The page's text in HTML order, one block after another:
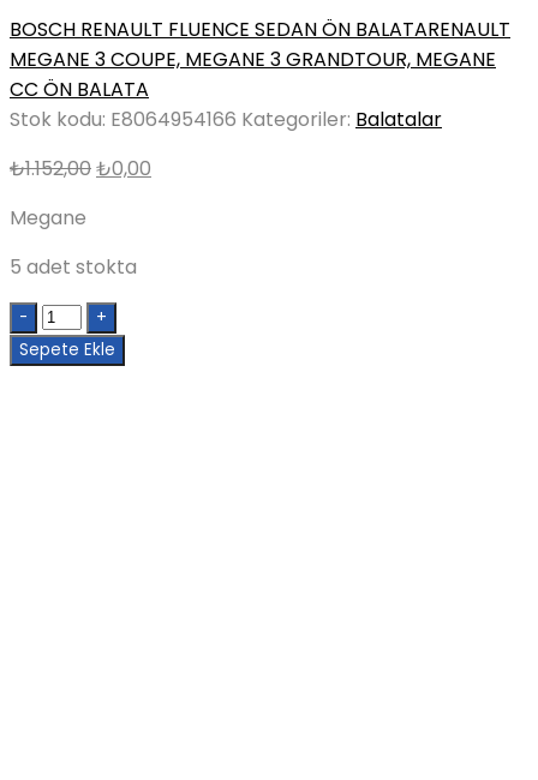
BOSCH RENAULT FLUENCE SEDAN ÖN BALATARENAULT
MEGANE 3 COUPE, MEGANE 3 GRANDTOUR, MEGANE
CC ÖN BALATA
Stok kodu: E8064954166 Kategoriler: Balatalar
₺1.152,00Orijinal
₺0,00
Megane
5 adet stokta
Quantity
Sepete Ekle